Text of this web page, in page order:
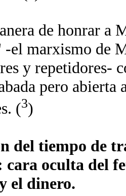
de honrar a
el marxismo de
y repetidores-
pero
(3)
del tiempo de
cara oculta del
el dinero.